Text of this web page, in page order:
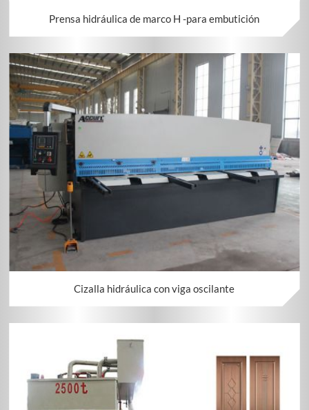
Prensa hidráulica de marco H -para embutición
Cizalla hidráulica con viga oscilante